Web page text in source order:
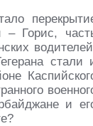
– Горис,
стали
и